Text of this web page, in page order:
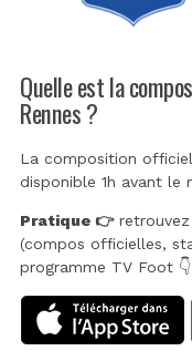
Quelle est la
Rennes ?
La composition
disponible 1h avant le
Pratique 👉retrouvez
(compos officielles,
programme TV Foot 👇